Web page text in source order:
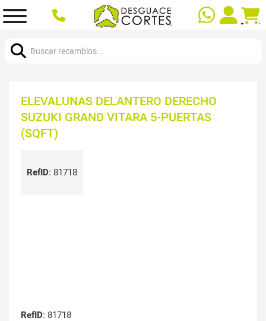
ELEVALUNAS DELANTERO DERECHO
SUZUKI GRAND VITARA 5-PUERTAS
(SQFT)
RefID: 81718
RefID: 81718